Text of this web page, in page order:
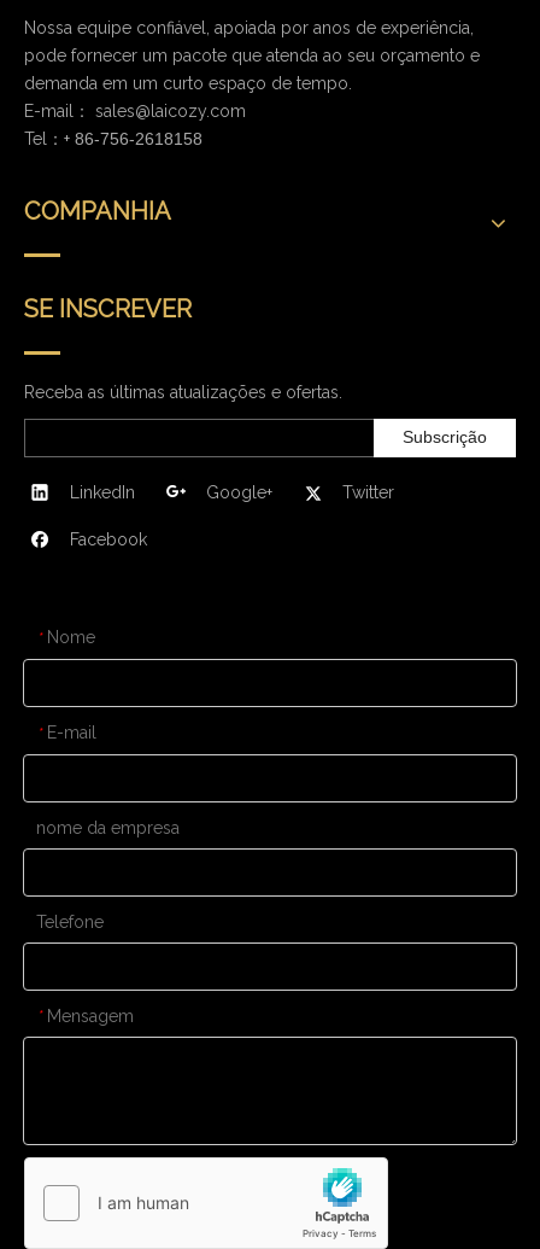
Nossa equipe confiável, apoiada por anos de experiência,
pode fornecer um pacote que atenda ao seu orçamento e
demanda em um curto espaço de tempo.
E-mail： sales@laicozy.com
Tel：+ 86-756-2618158
COMPANHIA
SE INSCREVER
Receba as últimas atualizações e ofertas.
Subscrição
LinkedIn Google+ Twitter
Facebook
* Nome
* E-mail
nome da empresa
Telefone
* Mensagem